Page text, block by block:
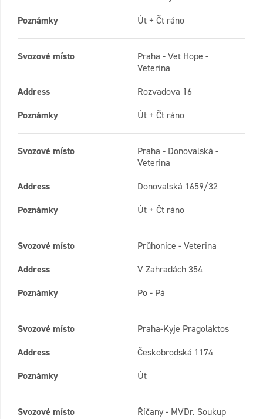
Poznámky
Út + Čt ráno
Svozové místo
Praha - Vet Hope -
Veterina
Address
Rozvadova 16
Poznámky
Út + Čt ráno
Svozové místo
Praha - Donovalská -
Veterina
Address
Donovalská 1659/32
Poznámky
Út + Čt ráno
Svozové místo
Průhonice - Veterina
Address
V Zahradách 354
Poznámky
Po - Pá
Svozové místo
Praha-Kyje Pragolaktos
Address
Českobrodská 1174
Poznámky
Út
Svozové místo
Říčany - MVDr. Soukup